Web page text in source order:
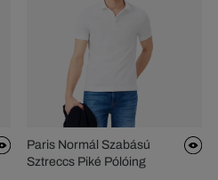
Paris Normál Szabású
Sztreccs Piké Pólóing